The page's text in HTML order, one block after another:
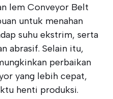
lem Conveyor Belt
untuk menahan
suhu ekstrim, serta
abrasif. Selain itu,
perbaikan
yang lebih cepat,
henti produksi.